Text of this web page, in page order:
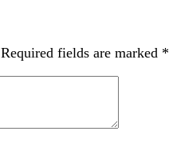
Required fields are marked *